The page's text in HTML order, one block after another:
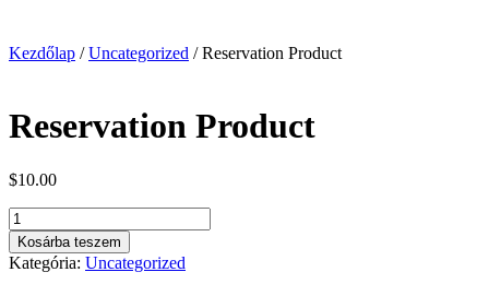
Kezdőlap /Uncategorized / Reservation Product
Reservation Product
$10.00
Reservation
Product
mennyiség
Kosárba teszem
Kategória: Uncategorized